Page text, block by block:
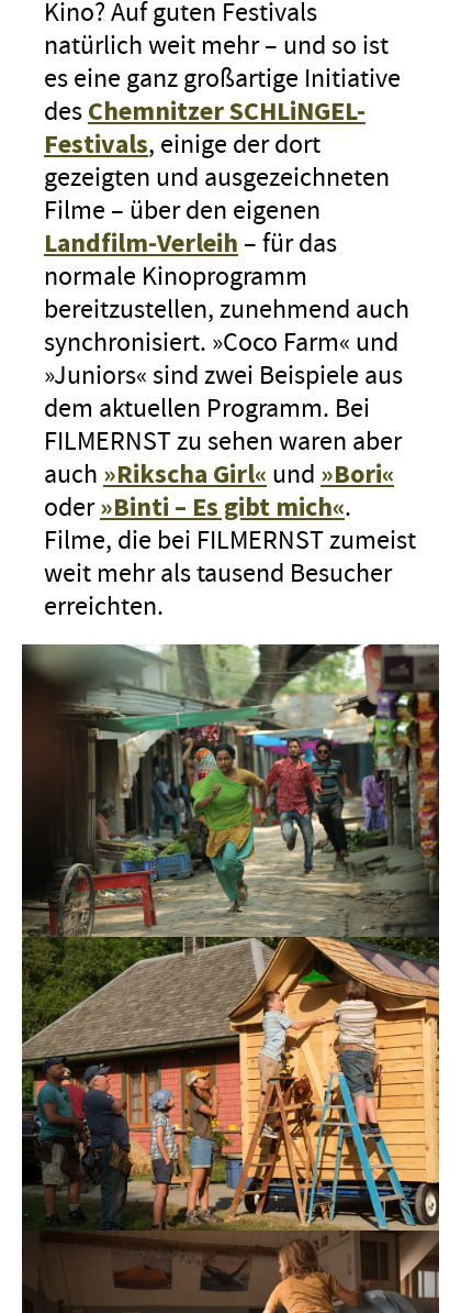
Kino? Auf guten Festivals
natürlich weit mehr – und so ist
es eine ganz großartige Initiative
desChemnitzer SCHLiNGEL-
Festivals, einige der dort
gezeigten und ausgezeichneten
Filme – über den eigenen
Landfilm-Verleih – für das
normale Kinoprogramm
bereitzustellen, zunehmend auch
synchronisiert. »Coco Farm« und
»Juniors« sind zwei Beispiele aus
dem aktuellen Programm. Bei
FILMERNST zu sehen waren aber
auch »Rikscha Girl« und »Bori«
oder»Binti – Es gibt mich«.
Filme, die bei FILMERNST zumeist
weit mehr als tausend Besucher
erreichten.